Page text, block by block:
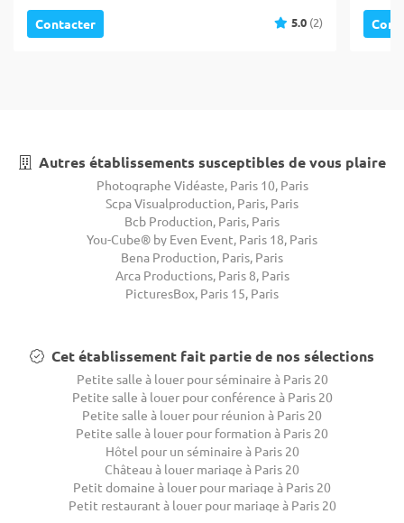
Contacter 5.0 (2)
Autres établissements susceptibles de vous plaire
Photographe Vidéaste, Paris 10, Paris
Scpa Visualproduction, Paris, Paris
Bcb Production, Paris, Paris
You-Cube® by Even Event, Paris 18, Paris
Bena Production, Paris, Paris
Arca Productions, Paris 8, Paris
PicturesBox, Paris 15, Paris
Cet établissement fait partie de nos sélections
Petite salle à louer pour séminaire à Paris 20
Petite salle à louer pour conférence à Paris 20
Petite salle à louer pour réunion à Paris 20
Petite salle à louer pour formation à Paris 20
Hôtel pour un séminaire à Paris 20
Château à louer mariage à Paris 20
Petit domaine à louer pour mariage à Paris 20
Petit restaurant à louer pour mariage à Paris 20